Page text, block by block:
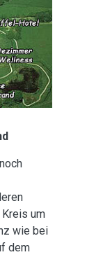
um
wie bei
dem